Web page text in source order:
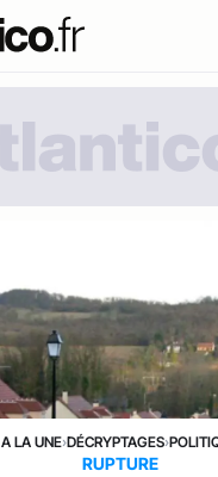
A LA UNE›DÉCRYPTAGES›
RUPTURE